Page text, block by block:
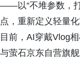
——以“不堆参数，
点，重新定义轻量
目前，AI穿戴Vlog
与萤石京东自营旗